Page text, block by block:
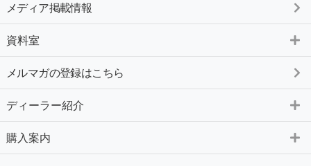
メディア掲載情報
資料室
メルマガの登録はこちら
ディーラー紹介
購入案内